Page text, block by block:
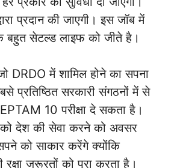
प्रदान की जाएगी। इस जॉब में
बहुत सेटल्ड लाइफ को जीते है।
DRDO में शामिल होने का सपना
प्रतिष्ठित सरकारी संगठनों में से
10 परीक्षा दे सकता है।
को देश की सेवा करने को अवसर
को साकार करेंगे क्योंकि
जरूरतों को पूरा करता है।